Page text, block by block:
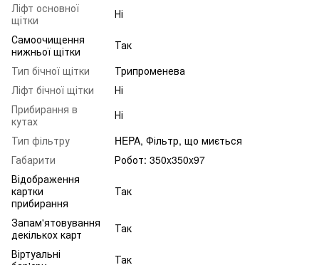
Ліфт основної
щітки
Ні
Самоочищення
нижньої щітки
Так
Тип бічної щітки
Трипроменева
Ліфт бічної щітки
Ні
Прибирання в
кутах
Ні
Тип фільтру
HEPA, Фільтр, що миється
Габарити
Робот: 350x350x97
Відображення
картки
прибирання
Так
Запам'ятовування
декількох карт
Так
Віртуальні
Так